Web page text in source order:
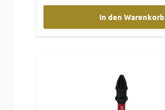
In den Warenkorb